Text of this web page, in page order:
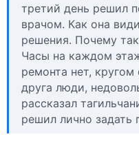
третий день решил
врачом. Как она
решения. Почему
Часы на каждом
ремонта нет,
друга люди,
рассказал
решил лично задать